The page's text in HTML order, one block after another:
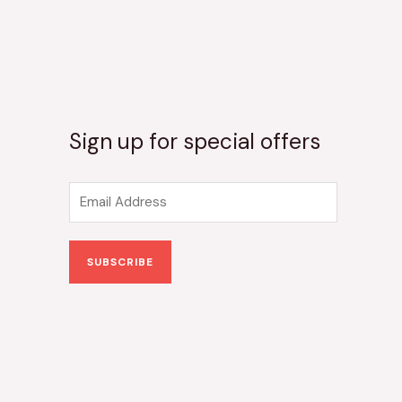
Sign up for special offers
m
a
SUBSCRIBE